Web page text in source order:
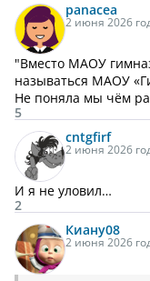
panacea
2 июня 2026
"Вместо МАОУ
называться МАОУ
Не поняла мы чём
5
cntgfirf
2 июня 2026
И я не уловил…
2
Киану08
2 июня 2026